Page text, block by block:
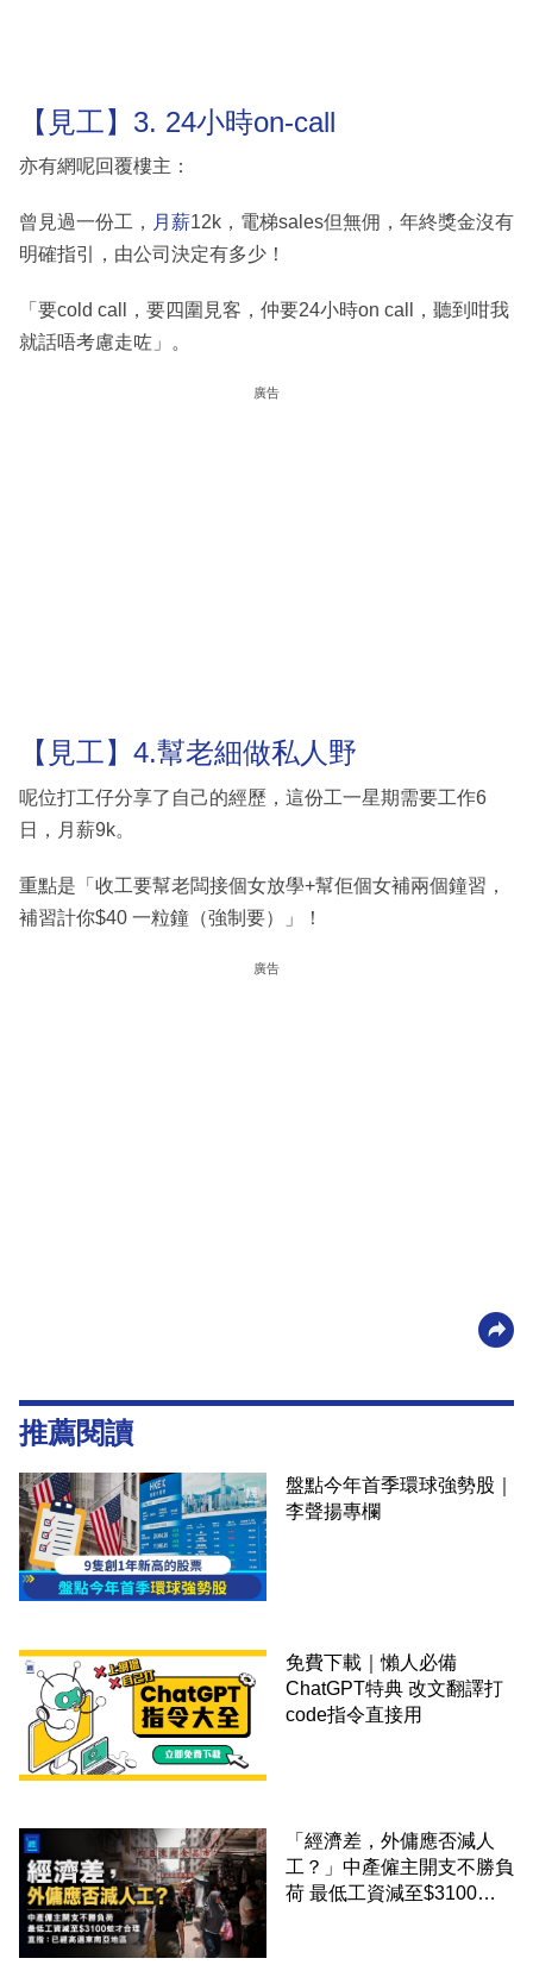
【見工】3. 24小時on-call
亦有網呢回覆樓主：
曾見過一份工， 月薪12k，電梯sales但無佣，年終獎金沒有
明確指引，由公司決定有多少！
「要cold call，要四圍見客，仲要24小時on call，聽到咁我
就話唔考慮走咗」。
廣告
【見工】4.幫老細做私人野
呢位打工仔分享了自己的經歷，這份工一星期需要工作6
日，月薪9k。
重點是「收工要幫老闆接個女放學+幫佢個女補兩個鐘習，
補習計你$40 一粒鐘（強制要）」！
廣告
推薦閱讀
盤點今年首季環球強勢股｜
李聲揚專欄
免費下載｜懶人必備
ChatGPT特典 改文翻譯打
code指令直接用
「經濟差，外傭應否減人
工？」中產僱主開支不勝負
荷 最低工資減至$3100蚊